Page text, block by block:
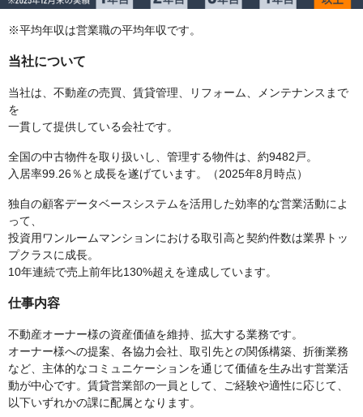
※平均年収は営業職の平均年収です。
当社について
当社は、不動産の売買、賃貸管理、リフォーム、メンテナンスまで
を
一貫して提供している会社です。
全国の中古物件を取り扱いし、管理する物件は、約9482戸。
入居率99.26％と成長を遂げています。（2025年8月時点）
独自の顧客データベースシステムを活用した効率的な営業活動によ
って、
投資用ワンルームマンションにおける取引高と契約件数は業界トッ
プクラスに成長。
10年連続で売上前年比130%超えを達成しています。
仕事内容
不動産オーナー様の資産価値を維持、拡大する業務です。
オーナー様への提案、各協力会社、取引先との関係構築、折衝業務
など、主体的なコミュニケーションを通じて価値を生み出す営業活
動が中心です。賃貸営業部の一員として、ご経験や適性に応じて、
以下いずれかの課に配属となります。